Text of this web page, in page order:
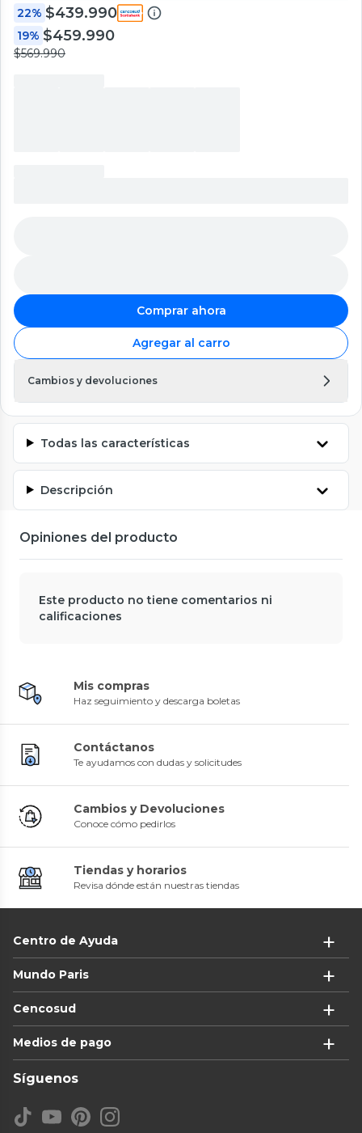
22% $439.990
19% $459.990
$569.990
Comprar ahora
Agregar al carro
Cambios y devoluciones
Todas las características
Descripción
Opiniones del producto
Este producto no tiene comentarios ni
calificaciones
Mis compras
Haz seguimiento y descarga boletas
Contáctanos
Te ayudamos con dudas y solicitudes
Cambios y Devoluciones
Conoce cómo pedirlos
Tiendas y horarios
Revisa dónde están nuestras tiendas
Centro de Ayuda
Mundo Paris
Cencosud
Medios de pago
Síguenos